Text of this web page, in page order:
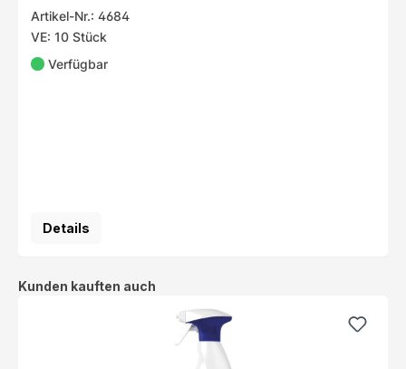
Artikel-Nr.: 4684
VE: 10 Stück
Verfügbar
Details
Produktgalerie überspringen
Kunden kauften auch